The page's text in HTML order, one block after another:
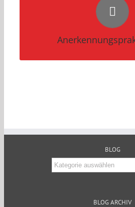
Herunterladen
BLOG
Blog
BLOG ARCHIV